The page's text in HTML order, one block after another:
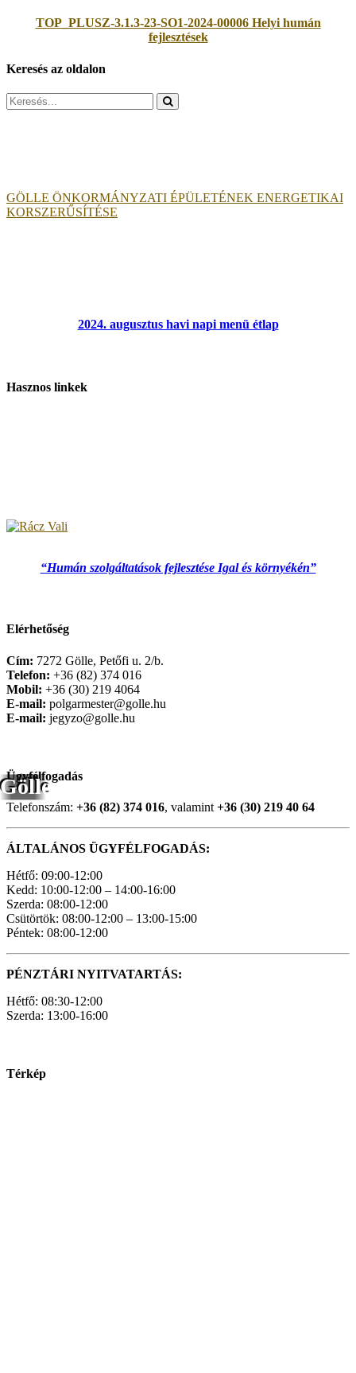
Gölle
TOP_PLUSZ-3.1.3-23-SO1-2024-00006 Helyi humán
fejlesztések
Keresés az oldalon
Search
for:
GÖLLE ÖNKORMÁNYZATI ÉPÜLETÉNEK ENERGETIKAI
KORSZERŰSÍTÉSE
2024. augusztus havi napi menü étlap
Hasznos linkek
“Humán szolgáltatások fejlesztése Igal és környékén”
Elérhetőség
Cím: 7272 Gölle, Petőfi u. 2/b.
Telefon: +36 (82) 374 016
Mobil: +36 (30) 219 4064
E-mail: polgarmester@golle.hu
E-mail: jegyzo@golle.hu
Ügyfélfogadás
Telefonszám: +36 (82) 374 016, valamint +36 (30) 219 40 64
ÁLTALÁNOS ÜGYFÉLFOGADÁS:
Hétfő: 09:00-12:00
Kedd: 10:00-12:00 – 14:00-16:00
Szerda: 08:00-12:00
Csütörtök: 08:00-12:00 – 13:00-15:00
Péntek: 08:00-12:00
PÉNZTÁRI NYITVATARTÁS:
Hétfő: 08:30-12:00
Szerda: 13:00-16:00
Térkép